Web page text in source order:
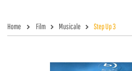
Home Film Musicale Step Up 3